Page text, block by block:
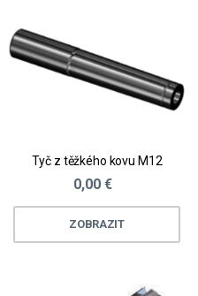
Tyč z těžkého kovu M12
0,00 €
ZOBRAZIT